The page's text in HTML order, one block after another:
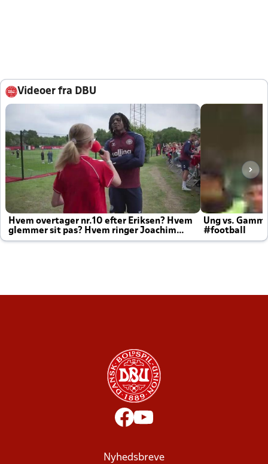
Videoer fra DBU
Hvem overtager nr.10 efter Eriksen? Hvem
glemmer sit pas? Hvem ringer Joachim
altid til efter kampe?
Ung vs.
#football
Nyhedsbreve